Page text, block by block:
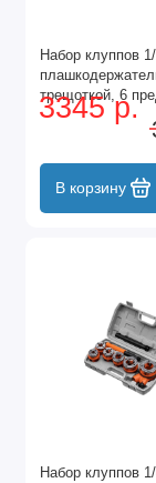
Набор клуппов
трещоткой, 6
Sparta
3345 р.
В корзину
Набор клуппов